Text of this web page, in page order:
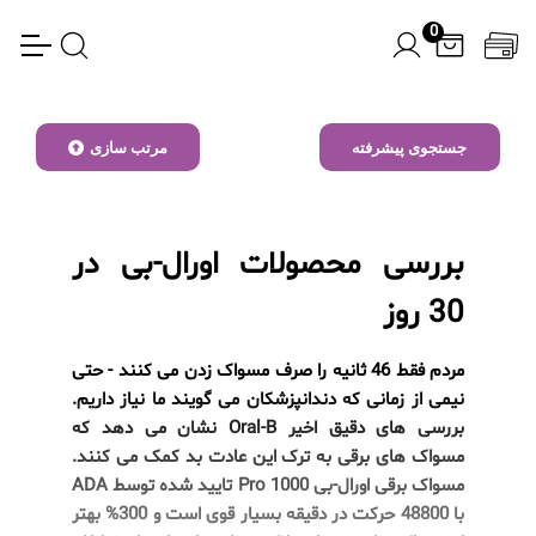
0
جستجوی پیشرفته مرتب سازی
بررسی محصولات اورال-بی در
30 روز
مردم فقط 46 ثانیه را صرف مسواک زدن می کنند - حتی
نیمی از زمانی که دندانپزشکان می گویند ما نیاز داریم.
بررسی های دقیق اخیر Oral-B نشان می دهد که
مسواک های برقی به ترک این عادت بد کمک می کنند.
مسواک برقی اورال-بی Pro 1000 تایید شده توسط ADA
با 48800 حرکت در دقیقه بسیار قوی است و 300% بهتر